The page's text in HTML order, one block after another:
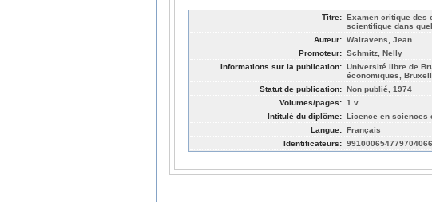
Titre: Examen critique des
scientifique dans
Auteur: Walravens, Jean
Promoteur: Schmitz, Nelly
Informations sur la publication: Université libre de
économiques,
Statut de publication: Non publié, 1974
Volumes/pages: 1 v.
Intitulé du diplôme: Licence en sciences
Langue: Français
Identificateurs: 991000654779704066